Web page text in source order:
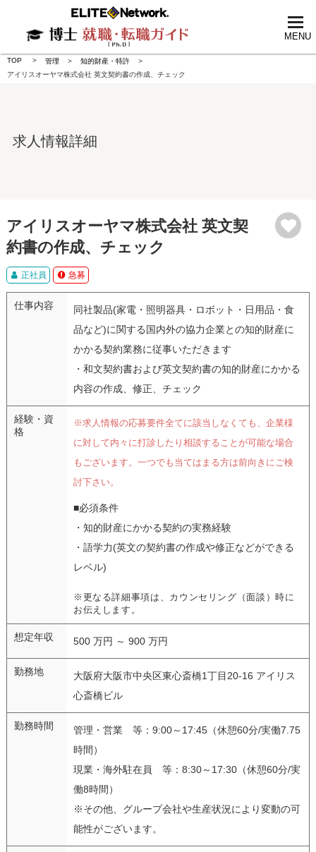
MENU
TOP 管理
知的財産・特許
アイリスオーヤマ株式会社 英文契約書の作成、チェック
求人情報詳細
アイリスオーヤマ株式会社 英文契
約書の作成、チェック
正社員 急募
仕事内容
同社製品(家電・照明器具・ロボット・日用品・食
品など)に関する国内外の協力企業との知的財産に
かかる契約業務に従事いただきます
・和文契約書および英文契約書の知的財産にかかる
内容の作成、修正、チェック
経験・資
格
※求人情報の応募要件全てに該当しなくても、企業様
に対して内々に打診したり相談することが可能な場合
もございます。一つでも当てはまる方は前向きにご検
討下さい。
■必須条件
・知的財産にかかる契約の実務経験
・語学力(英文の契約書の作成や修正などができる
レベル)
※更なる詳細事項は、カウンセリング（面談）時に
お伝えします。
想定年収 500 万円 ～ 900 万円
勤務地
大阪府大阪市中央区東心斎橋1丁目20-16 アイリス
心斎橋ビル
勤務時間
管理・営業 等：9:00～17:45（休憩60分/実働7.75
時間）
現業・海外駐在員 等：8:30～17:30（休憩60分/実
働8時間）
※その他、グループ会社や生産状況により変動の可
能性がございます。